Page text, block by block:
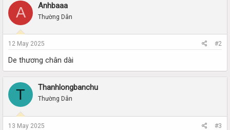
A Anhbaaa
Thường Dân
12 May 2025 #2
De thương chân dài
T Thanhlongbanchu
Thường Dân
13 May 2025 #3